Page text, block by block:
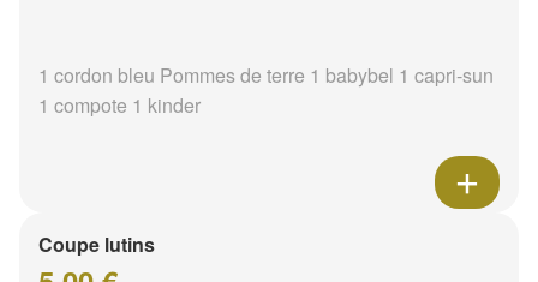
1 cordon bleu Pommes de terre 1 babybel 1 capri-sun
1 compote 1 kinder
Coupe lutins